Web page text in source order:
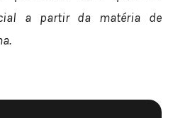
a partir da matéria de